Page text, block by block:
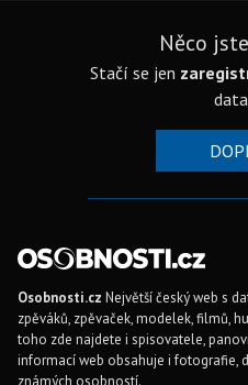
Něco
Stačí se jen
Osobnosti.cz Největší český web s
zpěváků, zpěvaček, modelek, filmů,
toho zde najdete i spisovatele,
informací web obsahuje i fotografie,
známých osobností.